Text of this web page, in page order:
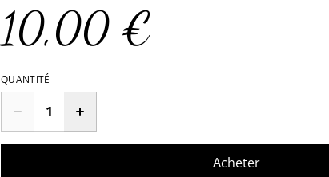
10,00 €
QUANTITÉ
Acheter